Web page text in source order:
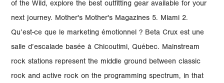
of the Wild, explore the best outfitting gear available for your
next journey. Mother's Mother's Magazines 5. Miami 2.
Qu’est-ce que le marketing émotionnel ? Beta Crux est une
salle d’escalade basée à Chicoutimi, Québec. Mainstream
rock stations represent the middle ground between classic
rock and active rock on the programming spectrum, in that